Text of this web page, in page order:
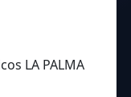
LA PALMA